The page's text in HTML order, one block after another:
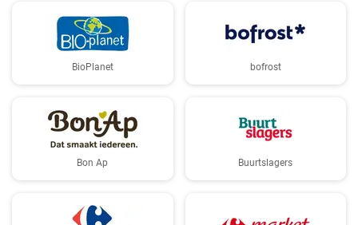
BioPlanet bofrost
Bon Ap Buurtslagers